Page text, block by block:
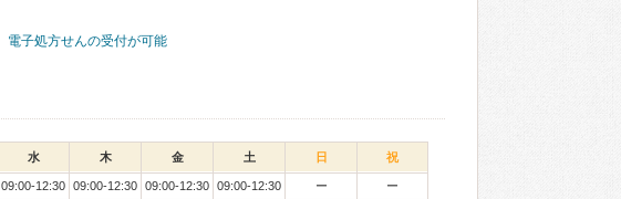
電子処方せんの受付が可能
水 木 金 土 日 祝
09:00-12:30 09:00-12:30 09:00-12:30 09:00-12:30 ー
ー